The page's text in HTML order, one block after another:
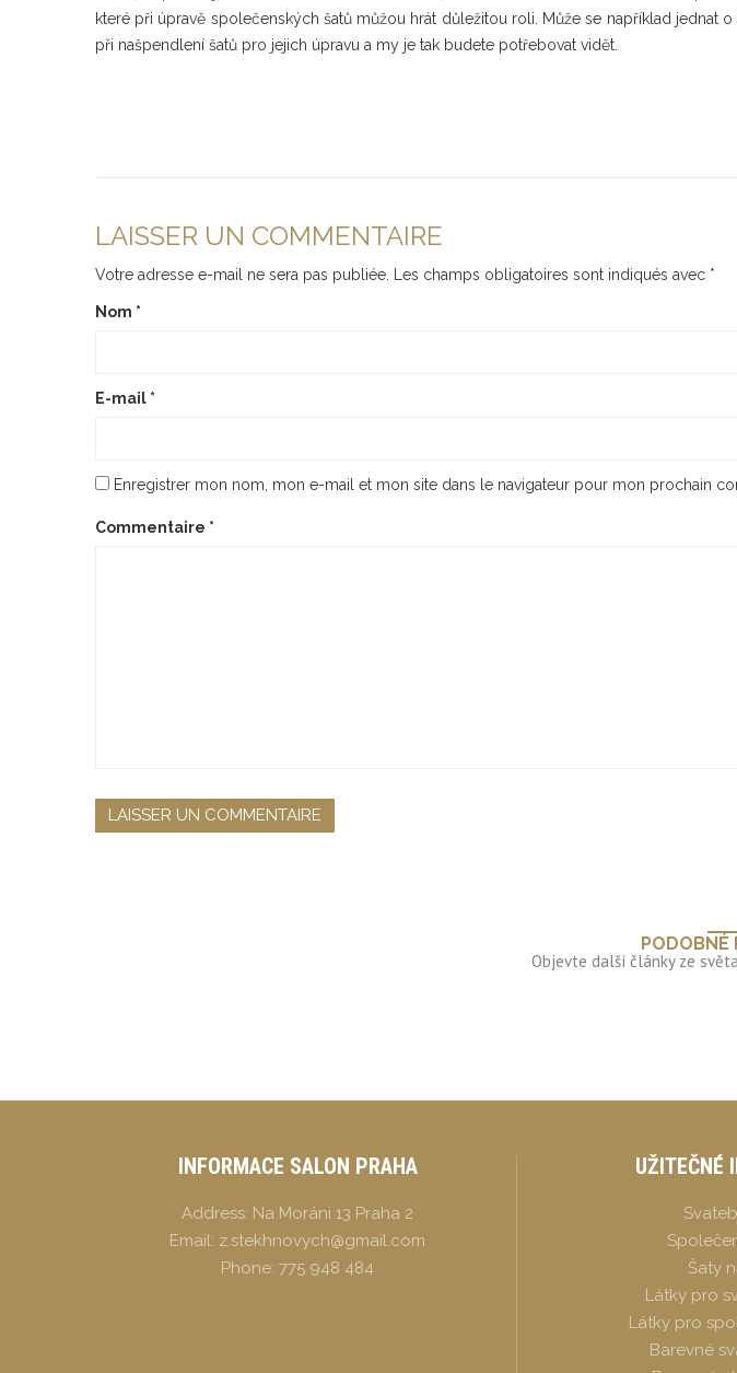
které při úpravě společenských šatů můžou hrát důležitou roli. Může se například
při našpendlení šatů pro jejich úpravu a my je tak budete potřebovat vidět.
LAISSER UN COMMENTAIRE
Votre adresse e-mail ne sera pas publiée. Les champs obligatoires sont indiqués avec *
Nom *
E-mail *
Enregistrer mon nom, mon e-mail et mon site dans le navigateur pour mon prochain
Commentaire *
PODOBNÉ
INFORMACE SALON PRAHA
Address: Na Moráni 13 Praha 2
Email: z.stekhnovych@gmail.com
Phone: 775 948 484
UŽITEČNÉ
Šaty
Látky pro
Látky pro
Barevné